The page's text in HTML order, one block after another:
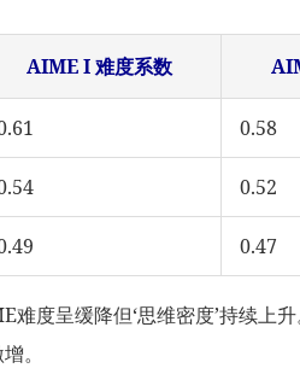
AIME I 难度系数
0.58
0.52
0.47
难度呈缓降但‘思维密度’持续上
。